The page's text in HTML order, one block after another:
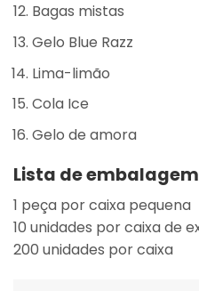
Bagas mistas
Gelo Blue Razz
Lima-limão
Cola Ice
Gelo de amora
Lista de
1 peça por caixa pequena
10 unidades por caixa de
200 unidades por caixa